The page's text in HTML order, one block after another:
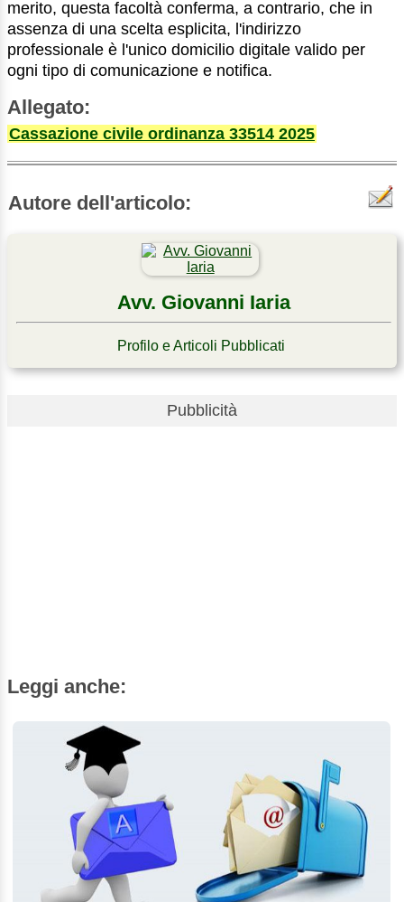
merito, questa facoltà conferma, a contrario, che in
assenza di una scelta esplicita, l'indirizzo
professionale è l'unico domicilio digitale valido per
ogni tipo di comunicazione e notifica.
Allegato:
Cassazione civile ordinanza 33514 2025
Autore dell'articolo:
Avv. Giovanni Iaria
Profilo e Articoli Pubblicati
Pubblicità
Leggi anche: